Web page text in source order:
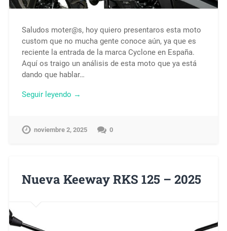
Saludos moter@s, hoy quiero presentaros esta moto
custom que no mucha gente conoce aún, ya que es
reciente la entrada de la marca Cyclone en España.
Aquí os traigo un análisis de esta moto que ya está
dando que hablar…
Seguir leyendo →
noviembre 2, 2025 0
Nueva Keeway RKS 125 – 2025